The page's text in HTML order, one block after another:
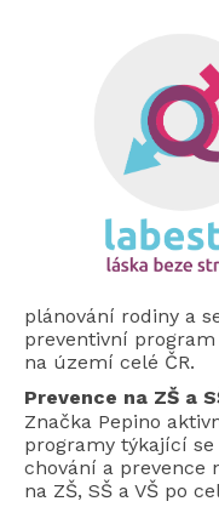
plánování rodiny a
preventivní
na území celé ČR.
Prevence na ZŠ a
Značka Pepino
programy týkající
chování a prevence
na ZŠ, SŠ a VŠ po